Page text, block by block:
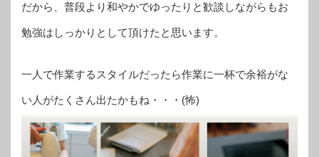
だから、普段より和やかでゆったりと歓談しながらもお
勉強はしっかりとして頂けたと思います。
一人で作業するスタイルだったら作業に一杯で余裕がな
い人がたくさん出たかもね・・・(怖)